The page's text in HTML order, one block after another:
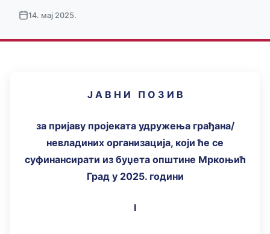
14. мај 2025.
Ј А В Н И П О З И В
за пријаву пројеката удружења грађана/
невладиних организација, који ће се
суфинансирати из буџета општине Мркоњић
Град у 2025. години
I